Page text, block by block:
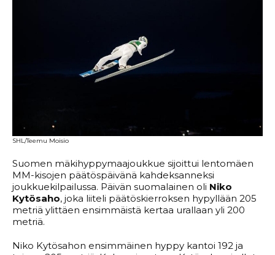
SHL/Teemu Moisio
Suomen mäkihyppymaajoukkue sijoittui lentomäen
MM-kisojen päätöspäivänä kahdeksanneksi
joukkuekilpailussa. Päivän suomalainen oli Niko
Kytösaho, joka liiteli päätöskierroksen hypyllään 205
metriä ylittäen ensimmäistä kertaa urallaan yli 200
metriä.
Niko Kytösahon ensimmäinen hyppy kantoi 192 ja